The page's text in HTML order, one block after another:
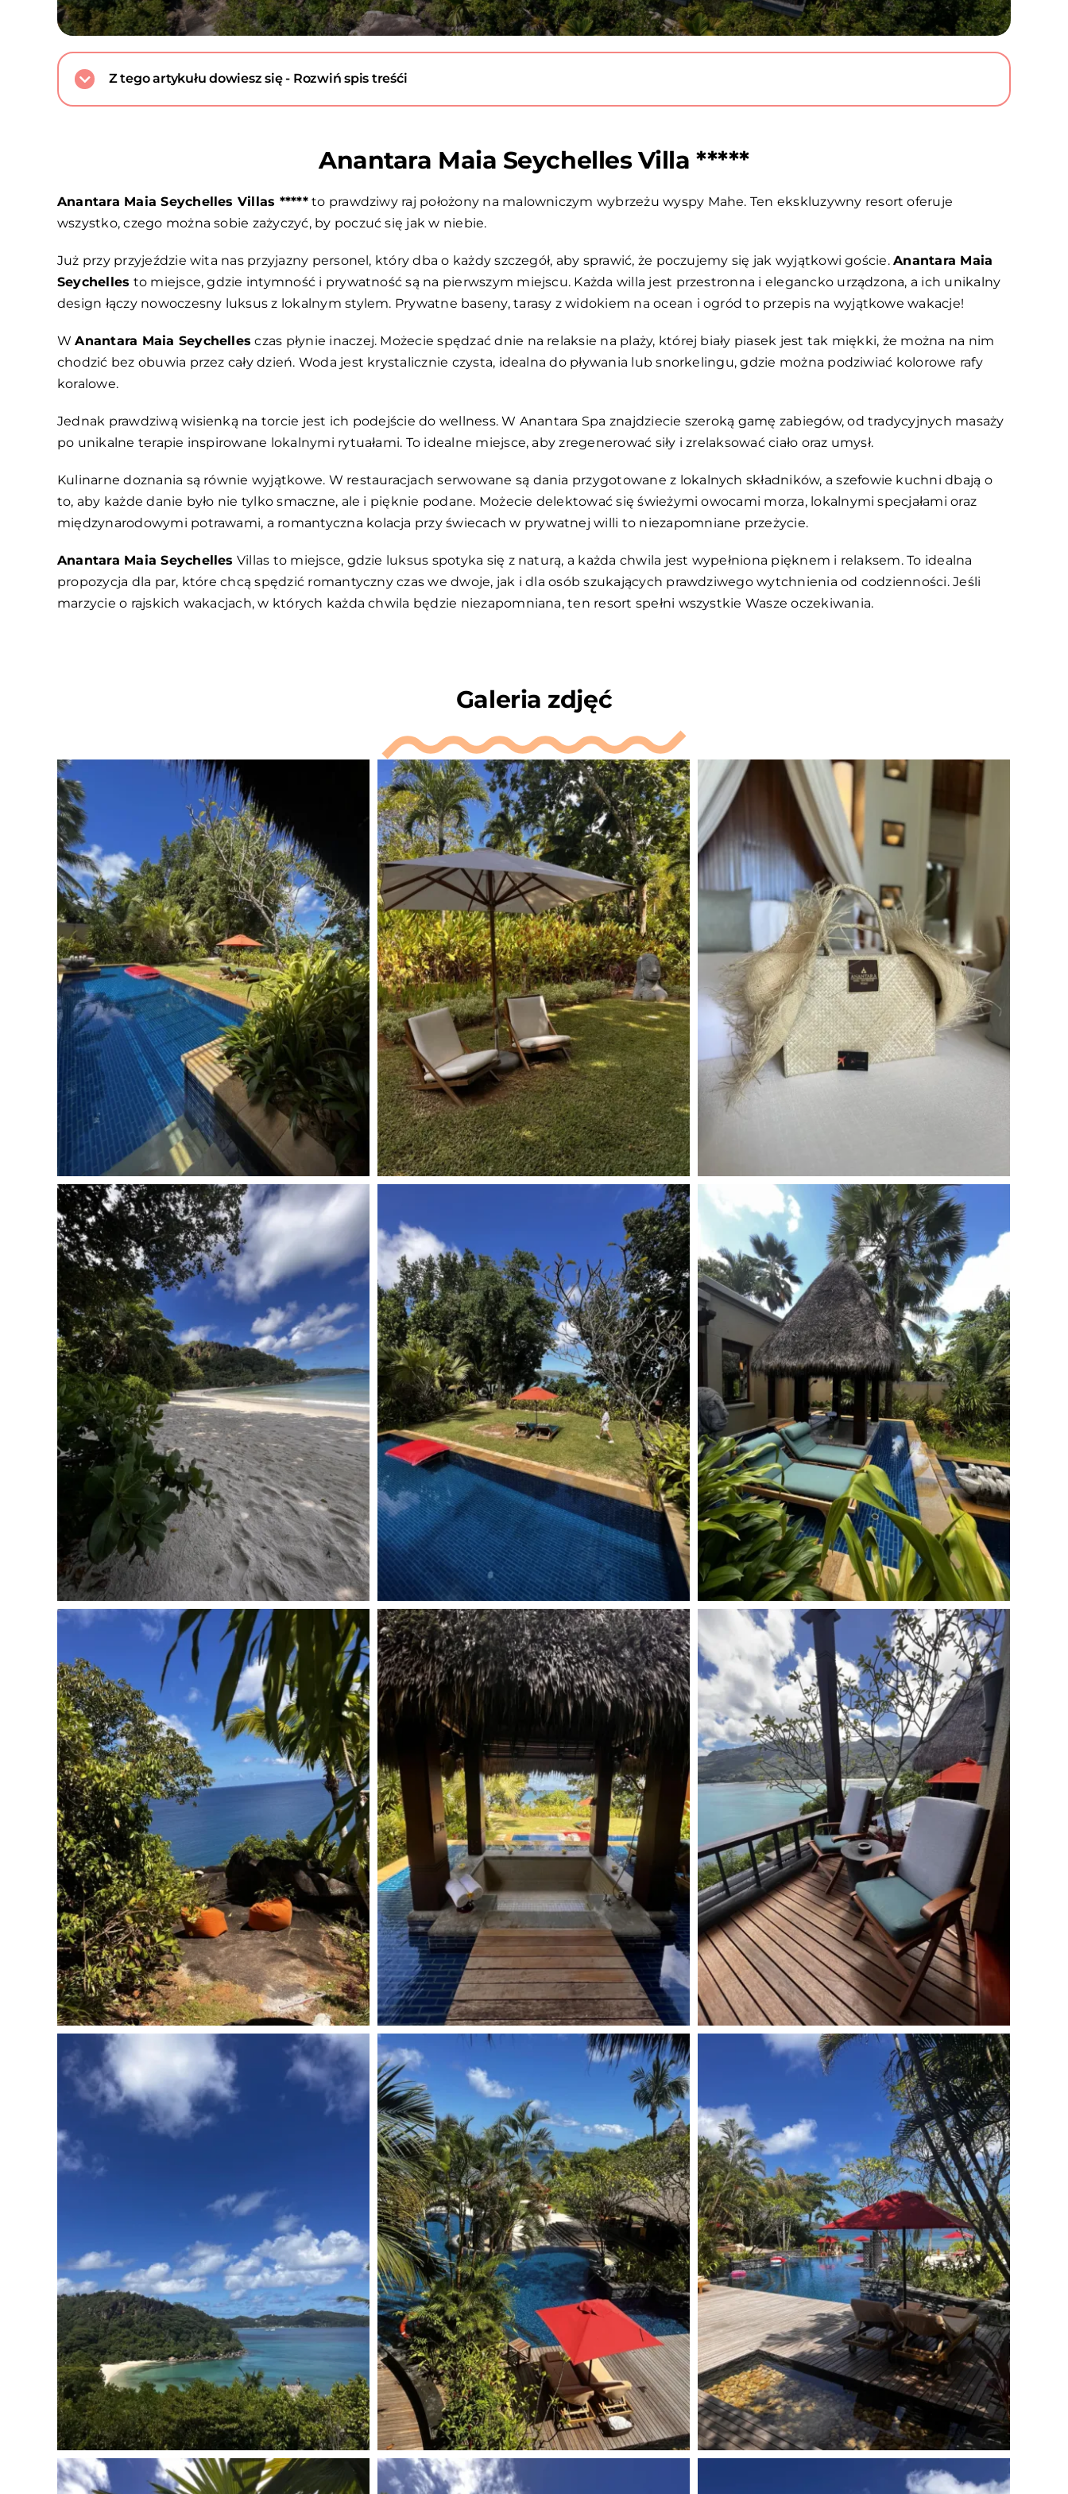
Z tego artykułu dowiesz się - Rozwiń spis treśći
Anantara Maia Seychelles Villa *****
Anantara Maia Seychelles Villas *****to prawdziwy raj położony na malowniczym wybrzeżu wyspy Mahe. Ten ekskluzywny resort oferuje
wszystko, czego można sobie zażyczyć, by poczuć się jak w niebie.
Już przy przyjeździe wita nas przyjazny personel, który dba o każdy szczegół, aby sprawić, że poczujemy się jak wyjątkowi goście.Anantara Maia
Seychelles to miejsce, gdzie intymność i prywatność są na pierwszym miejscu. Każda willa jest przestronna i elegancko urządzona, a ich unikalny
design łączy nowoczesny luksus z lokalnym stylem. Prywatne baseny, tarasy z widokiem na ocean i ogród to przepis na wyjątkowe wakacje!
WAnantara Maia Seychelles czas płynie inaczej. Możecie spędzać dnie na relaksie na plaży, której biały piasek jest tak miękki, że można na nim
chodzić bez obuwia przez cały dzień. Woda jest krystalicznie czysta, idealna do pływania lub snorkelingu, gdzie można podziwiać kolorowe rafy
koralowe.
Jednak prawdziwą wisienką na torcie jest ich podejście do wellness. W Anantara Spa znajdziecie szeroką gamę zabiegów, od tradycyjnych masaży
po unikalne terapie inspirowane lokalnymi rytuałami. To idealne miejsce, aby zregenerować siły i zrelaksować ciało oraz umysł.
Kulinarne doznania są równie wyjątkowe. W restauracjach serwowane są dania przygotowane z lokalnych składników, a szefowie kuchni dbają o
to, aby każde danie było nie tylko smaczne, ale i pięknie podane. Możecie delektować się świeżymi owocami morza, lokalnymi specjałami oraz
międzynarodowymi potrawami, a romantyczna kolacja przy świecach w prywatnej willi to niezapomniane przeżycie.
Anantara Maia Seychelles Villas to miejsce, gdzie luksus spotyka się z naturą, a każda chwila jest wypełniona pięknem i relaksem. To idealna
propozycja dla par, które chcą spędzić romantyczny czas we dwoje, jak i dla osób szukających prawdziwego wytchnienia od codzienności. Jeśli
marzycie o rajskich wakacjach, w których każda chwila będzie niezapomniana, ten resort spełni wszystkie Wasze oczekiwania.
Galeria zdjęć